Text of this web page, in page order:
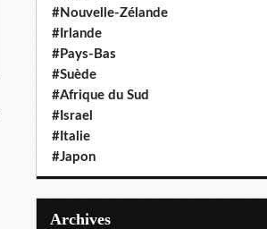
#Nouvelle-Zélande
#Irlande
#Pays-Bas
#Suède
#Afrique du Sud
#Israel
#Italie
#Japon
Archives